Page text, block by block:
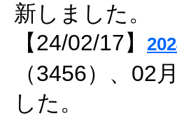
新しました。
【24/02/17】
（3456）、02
した。